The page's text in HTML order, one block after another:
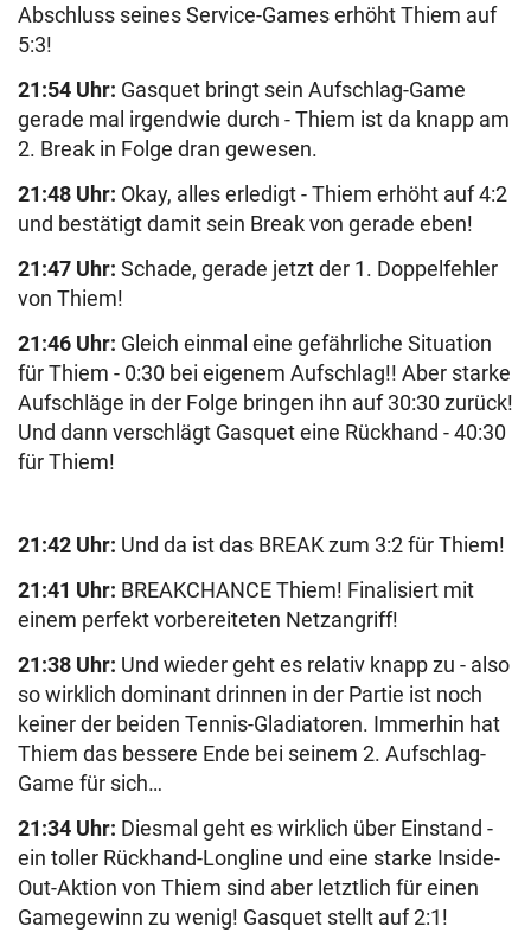
Abschluss seines Service-Games erhöht Thiem auf
5:3!
21:54 Uhr: Gasquet bringt sein Aufschlag-Game
gerade mal irgendwie durch - Thiem ist da knapp am
2. Break in Folge dran gewesen.
21:48 Uhr: Okay, alles erledigt - Thiem erhöht auf 4:2
und bestätigt damit sein Break von gerade eben!
21:47 Uhr: Schade, gerade jetzt der 1. Doppelfehler
von Thiem!
21:46 Uhr: Gleich einmal eine gefährliche Situation
für Thiem - 0:30 bei eigenem Aufschlag!! Aber starke
Aufschläge in der Folge bringen ihn auf 30:30 zurück!
Und dann verschlägt Gasquet eine Rückhand - 40:30
für Thiem!
21:42 Uhr: Und da ist das BREAK zum 3:2 für Thiem!
21:41 Uhr: BREAKCHANCE Thiem! Finalisiert mit
einem perfekt vorbereiteten Netzangriff!
21:38 Uhr: Und wieder geht es relativ knapp zu - also
so wirklich dominant drinnen in der Partie ist noch
keiner der beiden Tennis-Gladiatoren. Immerhin hat
Thiem das bessere Ende bei seinem 2. Aufschlag-
Game für sich…
21:34 Uhr: Diesmal geht es wirklich über Einstand -
ein toller Rückhand-Longline und eine starke Inside-
Out-Aktion von Thiem sind aber letztlich für einen
Gamegewinn zu wenig! Gasquet stellt auf 2:1!